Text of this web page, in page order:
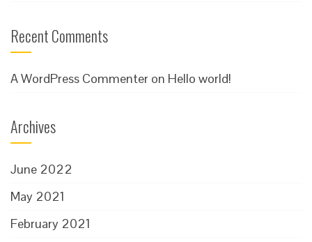
Recent Comments
A WordPress Commenter on Hello world!
Archives
June 2022
May 2021
February 2021